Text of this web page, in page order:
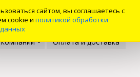
сайтом, вы соглашаетесь с
cookie и политикой обработки
Оплата и доставка